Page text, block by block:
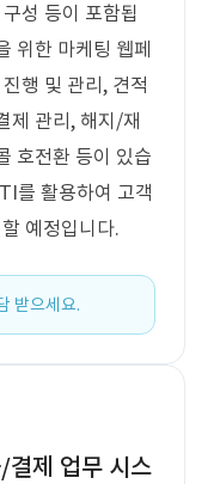
성 등이 포함됩
위한 마케팅 웹페
행 및 관리, 견적
제 관리, 해지/재
호전환 등이 있습
를 활용하여 고객
예정입니다.
받으세요.
제 업무 시스